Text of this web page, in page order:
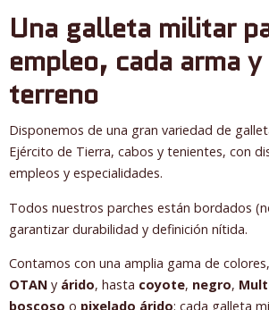
Una galleta militar
empleo, cada arma
terreno
Disponemos de una gran variedad de
Ejército de Tierra, cabos y tenientes, con
empleos y especialidades.
Todos nuestros parches están bordados
garantizar durabilidad y definición nítida.
Contamos con una amplia gama de
OTAN y árido, hasta coyote, negro,
boscoso o pixelado árido: cada galleta